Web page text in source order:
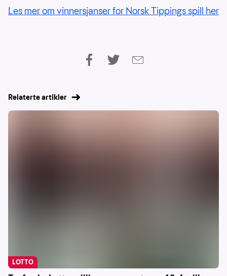
Les mer om vinnersjanser for Norsk Tippings spill her
Relaterte artikler
LOTTO